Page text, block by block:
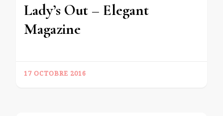
Lady’s Out – Elegant
Magazine
17 OCTOBRE 2016